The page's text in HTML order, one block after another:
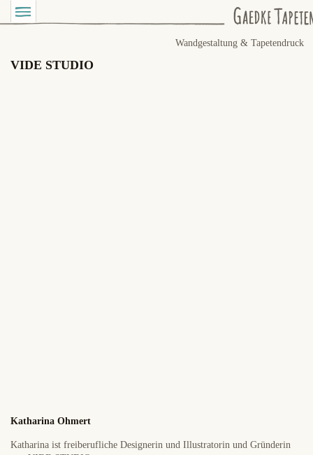
Wandgestaltung & Tapetendruck
VIDE STUDIO
Katharina Ohmert
Katharina ist freiberufliche Designerin und Illustratorin und Gründerin